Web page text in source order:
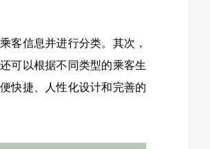
客信息并进行分类。其次，
可以根据不同类型的乘客生
快捷、人性化设计和完善的